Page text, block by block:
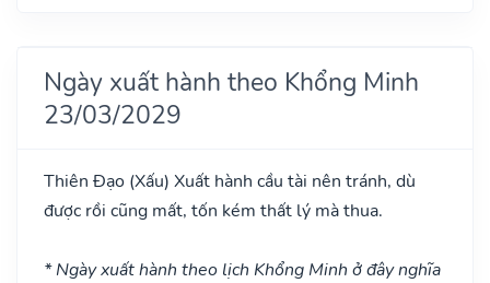
Ngày xuất hành theo Khổng Minh
23/03/2029
Thiên Đạo (Xấu) Xuất hành cầu tài nên tránh, dù
được rồi cũng mất, tốn kém thất lý mà thua.
* Ngày xuất hành theo lịch Khổng Minh ở đây nghĩa